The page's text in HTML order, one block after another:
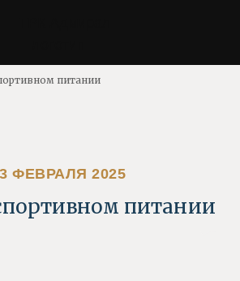
питании
ФЕВРАЛЯ 2025
питании